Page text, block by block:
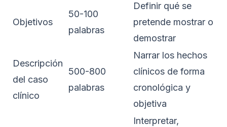
Objetivos
50-100
palabras
Definir qué se
pretende mostrar o
demostrar
Descripción
del caso
clínico
500-800
palabras
Narrar los hechos
clínicos de forma
cronológica y
objetiva
Interpretar,